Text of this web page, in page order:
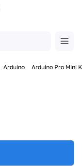
Arduino Arduino Pro Mini